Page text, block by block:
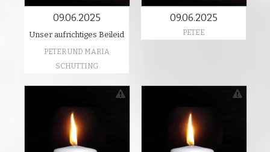
09.06.2025
Unser aufrichtiges Beileid
PETER UND MARIA
SCHUTTING
09.06.2025
PETEE